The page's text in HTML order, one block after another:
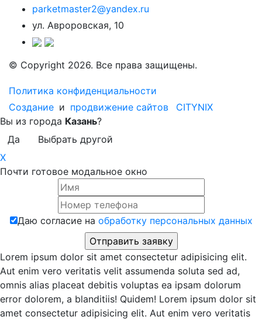
parketmaster2@yandex.ru
ул. Авроровская, 10
© Copyright 2026. Все права защищены.
Политика конфиденциальности
Создание и продвижение сайтов
CITYNIX
Вы из города Казань?
Да
Выбрать другой
X
Почти готовое модальное окно
Даю согласие на обработку персональных данных
Lorem ipsum dolor sit amet consectetur adipisicing elit.
Aut enim vero veritatis velit assumenda soluta sed ad,
omnis alias placeat debitis voluptas ea ipsam dolorum
error dolorem, a blanditiis! Quidem! Lorem ipsum dolor sit
amet consectetur adipisicing elit. Aut enim vero veritatis